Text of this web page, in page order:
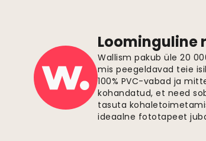
Loominguline
Wallism pakub üle 20
mis peegeldavad teie
100% PVC-vabad ja
kohandatud, et need
tasuta
ideaalne fototapeet